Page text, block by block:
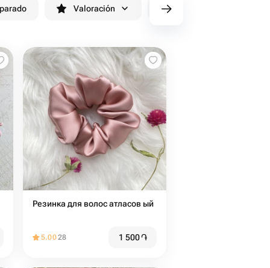
Valoración cv/filters/name_fast_delivery
Резинка для волос атласов ый
5.0028 1 500֏